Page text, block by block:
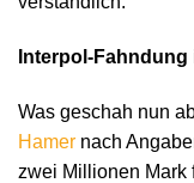
Interpol-
Was geschah nun
Hamer nach
zwei Millionen Mark